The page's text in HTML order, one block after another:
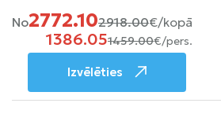
No2772.102918.00€/kopā
1386.051459.00€/pers.
Izvēlēties